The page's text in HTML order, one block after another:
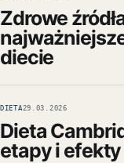
Zdrowe
diecie
DIETA29.03.2026
Dieta
etapy i